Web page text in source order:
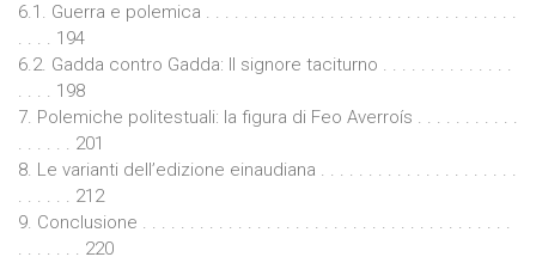
6.1. Guerra e polemica . . . . . . . . . . . . . . . . . . . . . . . . . . . . . . . . .
. . . . 194
6.2. Gadda contro Gadda: Il signore taciturno . . . . . . . . . . . . . .
. . . . 198
7. Polemiche politestuali: la figura di Feo Averroís . . . . . . . . . . .
. . . . . . 201
8. Le varianti dell’edizione einaudiana . . . . . . . . . . . . . . . . . . . . .
. . . . . . 212
9. Conclusione . . . . . . . . . . . . . . . . . . . . . . . . . . . . . . . . . . . . . . .
. . . . . . . 220